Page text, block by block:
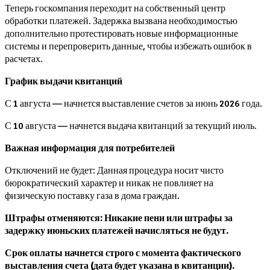
Теперь госкомпания переходит на собственный центр
обработки платежей. Задержка вызвана необходимостью
дополнительно протестировать новые информационные
системы и перепроверить данные, чтобы избежать ошибок в
расчетах.
График выдачи квитанций
С 1 августа — начнется выставление счетов за июнь 2026 года.
С 10 августа — начнется выдача квитанций за текущий июль.
Важная информация для потребителей
Отключений не будет: Данная процедура носит чисто
бюрократический характер и никак не повлияет на
физическую поставку газа в дома граждан.
Штрафы отменяются: Никакие пени или штрафы за
задержку июньских платежей начисляться не будут.
Срок оплаты начнется строго с момента фактического
выставления счета (дата будет указана в квитанции).